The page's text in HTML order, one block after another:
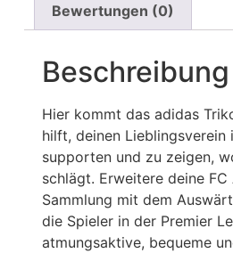
Bewertungen (0)
Beschreibung
Hier kommt das adidas
hilft, deinen Lieblingsverein
supporten und zu zeigen,
schlägt. Erweitere deine
Sammlung mit dem
die Spieler in der Premier
atmungsaktive, bequeme